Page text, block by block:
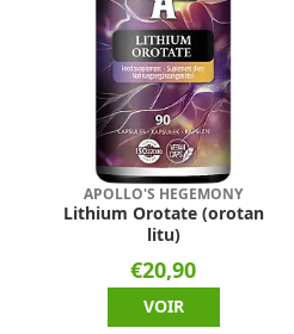
APOLLO'S HEGEMONY
Lithium Orotate (orotan
litu)
€20,90
VOIR